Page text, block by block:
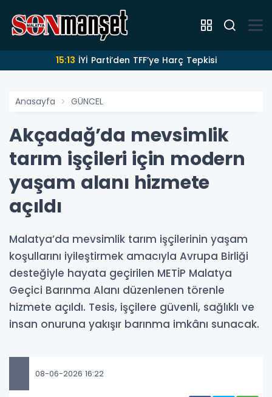
15:13 İYİ Parti’den TFF’ye Harç Tepkisi
Anasayfa GÜNCEL
Akçadağ’da mevsimlik
tarım işçileri için modern
yaşam alanı hizmete
açıldı
Malatya’da mevsimlik tarım işçilerinin yaşam
koşullarını iyileştirmek amacıyla Avrupa Birliği
desteğiyle hayata geçirilen METİP Malatya
Geçici Barınma Alanı düzenlenen törenle
hizmete açıldı. Tesis, işçilere güvenli, sağlıklı ve
insan onuruna yakışır barınma imkânı sunacak.
08-06-2026 16:22